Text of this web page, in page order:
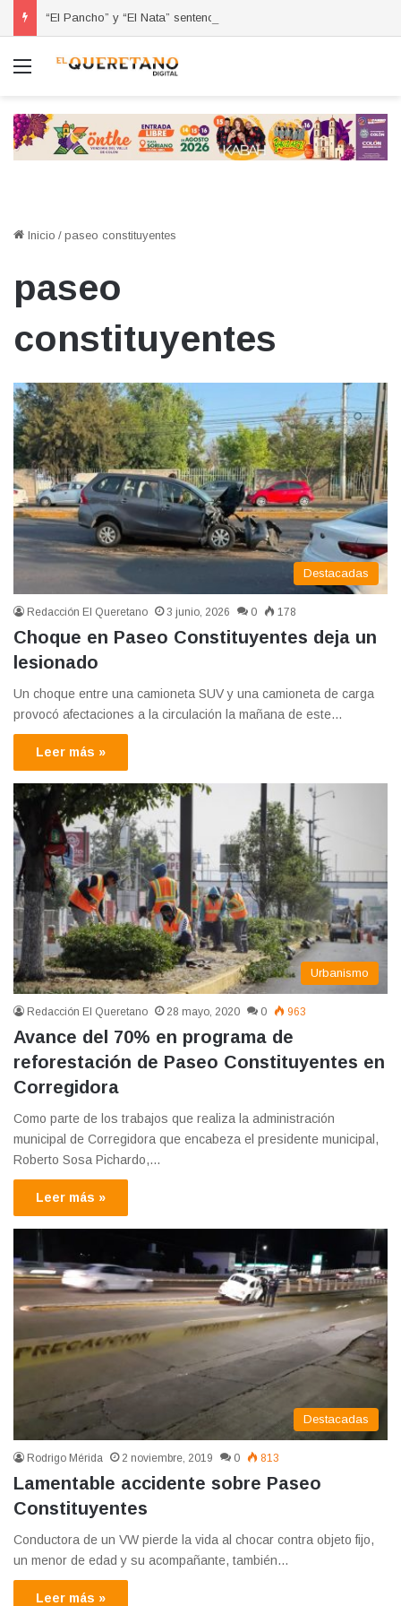
Menú
Inicio / paseo constituyentes
paseo
constituyentes
Destacadas
Redacción El Queretano 3 junio, 2026 0 178
Choque en Paseo Constituyentes deja un
lesionado
Un choque entre una camioneta SUV y una camioneta de carga
provocó afectaciones a la circulación la mañana de este…
Leer más »
Urbanismo
Redacción El Queretano 28 mayo, 2020 0 963
Avance del 70% en programa de
reforestación de Paseo Constituyentes en
Corregidora
Como parte de los trabajos que realiza la administración
municipal de Corregidora que encabeza el presidente municipal,
Roberto Sosa Pichardo,…
Leer más »
Destacadas
Rodrigo Mérida 2 noviembre, 2019 0 813
Lamentable accidente sobre Paseo
Constituyentes
Conductora de un VW pierde la vida al chocar contra objeto fijo,
un menor de edad y su acompañante, también…
Leer más »